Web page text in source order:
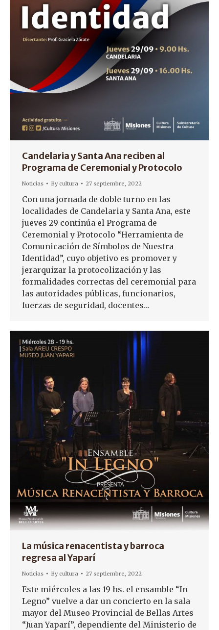
Candelaria y Santa Ana reciben al
Programa de Ceremonial y Protocolo
Noticias Bycultura 27 septiembre, 2022
Con una jornada de doble turno en las
localidades de Candelaria y Santa Ana, este
jueves 29 continúa el Programa de
Ceremonial y Protocolo “Herramienta de
Comunicación de Símbolos de Nuestra
Identidad”, cuyo objetivo es promover y
jerarquizar la protocolización y las
formalidades correctas del ceremonial para
las autoridades públicas, funcionarios,
fuerzas de seguridad, docentes…
La música renacentista y barroca
regresa al Yaparí
Noticias Bycultura 27 septiembre, 2022
Este miércoles a las 19 hs. el ensamble “In
Legno” vuelve a dar un concierto en la sala
mayor del Museo Provincial de Bellas Artes
“Juan Yaparí”, dependiente del Ministerio de